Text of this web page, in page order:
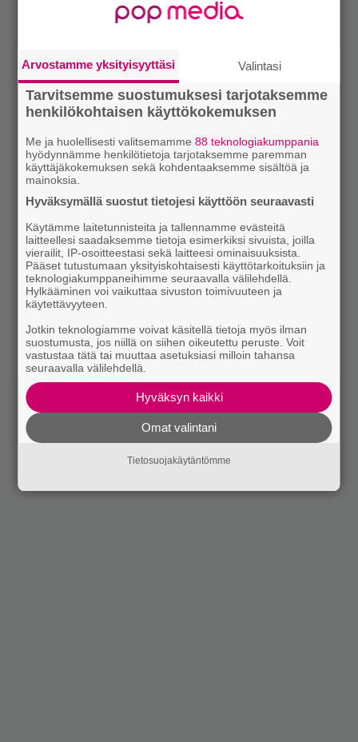
Arvostamme yksityisyyttäsi Valintasi
Tarvitsemme suostumuksesi tarjotaksemme
henkilökohtaisen käyttökokemuksen
Me ja huolellisesti valitsemamme88 teknologiakumppania
hyödynnämme henkilötietoja tarjotaksemme paremman
käyttäjäkokemuksen sekä kohdentaaksemme sisältöä ja
mainoksia.
Hyväksymällä suostut tietojesi käyttöön seuraavasti
Käytämme laitetunnisteita ja tallennamme evästeitä
laitteellesi saadaksemme tietoja esimerkiksi sivuista, joilla
vierailit, IP-osoitteestasi sekä laitteesi ominaisuuksista.
Pääset tutustumaan yksityiskohtaisesti käyttötarkoituksiin ja
teknologiakumppaneihimme seuraavalla välilehdellä.
Hylkääminen voi vaikuttaa sivuston toimivuuteen ja
käytettävyyteen.
Jotkin teknologiamme voivat käsitellä tietoja myös ilman
suostumusta, jos niillä on siihen oikeutettu peruste. Voit
vastustaa tätä tai muuttaa asetuksiasi milloin tahansa
seuraavalla välilehdellä.
Hyväksyn kaikki
Omat valintani
Tietosuojakäytäntömme